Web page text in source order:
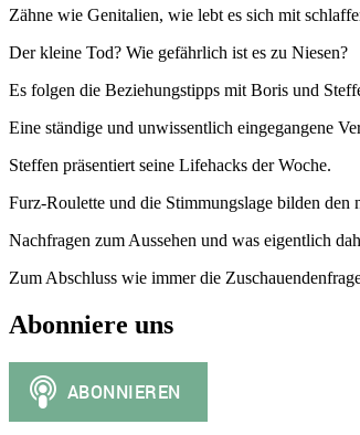
Zähne wie Genitalien, wie lebt es sich mit
Der kleine Tod? Wie gefährlich ist es zu Niesen?
Es folgen die Beziehungstipps mit Boris und
Eine ständige und unwissentlich eingegangene
Steffen präsentiert seine Lifehacks der Woche.
Furz-Roulette und die Stimmungslage bilden den
Nachfragen zum Aussehen und was eigentlich
Zum Abschluss wie immer die
Abonniere uns